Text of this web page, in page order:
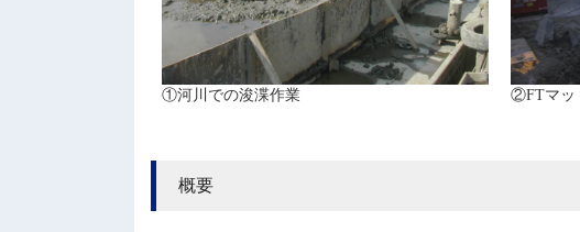
①河川での浚渫作業 ②FTマッ
概要